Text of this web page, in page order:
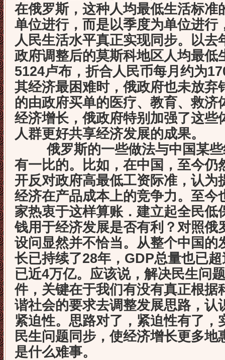
在俄罗斯，这种人均最低生活标准
单位进行，而是以季度为单位进行
人民生活水平真正实现同步。以去
政府调整后的莫斯科地区人均最低
5124卢布，折合人民币每月约为
其经济最困难时，俄政府也未放弃
的由政府买单的医疗、教育、救济
经济增长，俄政府特别加强了这些
人群更好共享经济发展的成果。
俄罗斯的一些做法与中国某些
有一比的。比如，在中国，至今仍
开反对政府高最低工资际准，认为
经济在产品成本上的竞争力。至今
家热衷于这样算账．建立起全民低
钱用于经济发展是否有利？对照俄
设问显然并不恰当。从整个中国的
长已持续了28年，GDP总量也已
已近4万亿。应该说，解决民生问
件，关键在于我们有没有真正根据
谐社会的要求去调整发展思路，认
紧迫性。思路对了，紧迫性有了，
民生问题同步，使经济增长更多地
是什么难事。